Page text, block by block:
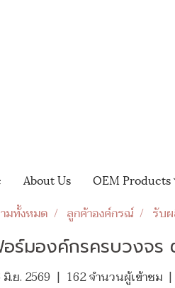
About Us OEM Products
มทั้งหมด ลูกค้าองค์กรณ์ รับ
ร์มองค์กรครบวงจร
.ย. 2569 | 162 จำนวนผู้เข้าชม |